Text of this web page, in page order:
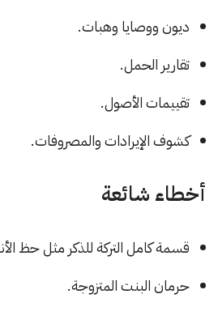
ديون ووصايا وهبات.
تقارير الحمل.
تقييمات الأصول.
كشوف الإيرادات والمصروفات.
أخطاء شائعة
قسمة كامل التركة للذكر مثل حظ
حرمان البنت المتزوجة.